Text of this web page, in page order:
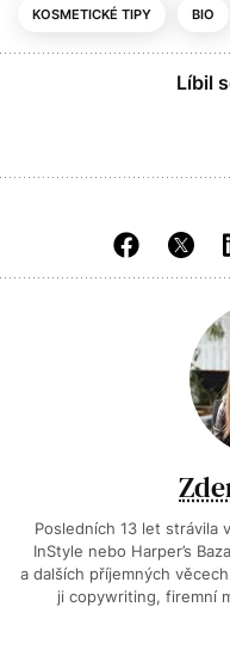
KOSMETICKÉ TIPY BIO
Líbil
Posledních 13 let strávila
InStyle nebo Harper’s
a dalších příjemných
ji copywriting, firemní